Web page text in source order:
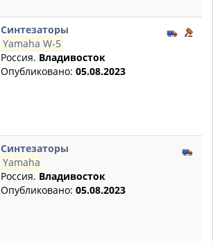
Синтезаторы
Yamaha W-5
Россия. Владивосток
Опубликовано: 05.08.2023
Синтезаторы
Yamaha
Россия. Владивосток
Опубликовано: 05.08.2023